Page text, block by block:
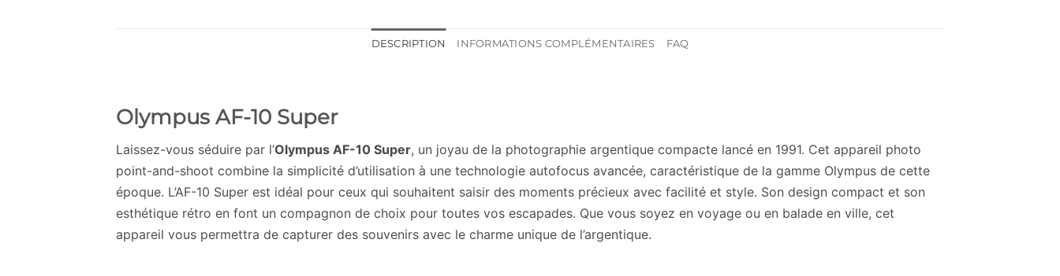
DESCRIPTION INFORMATIONS COMPLÉMENTAIRES FAQ
Olympus AF-10 Super
Laissez-vous séduire par l’Olympus AF-10 Super, un joyau de la photographie argentique compacte lancé en 1991. Cet appareil photo
point-and-shoot combine la simplicité d’utilisation à une technologie autofocus avancée, caractéristique de la gamme Olympus de cette
époque. L’AF-10 Super est idéal pour ceux qui souhaitent saisir des moments précieux avec facilité et style. Son design compact et son
esthétique rétro en font un compagnon de choix pour toutes vos escapades. Que vous soyez en voyage ou en balade en ville, cet
appareil vous permettra de capturer des souvenirs avec le charme unique de l’argentique.